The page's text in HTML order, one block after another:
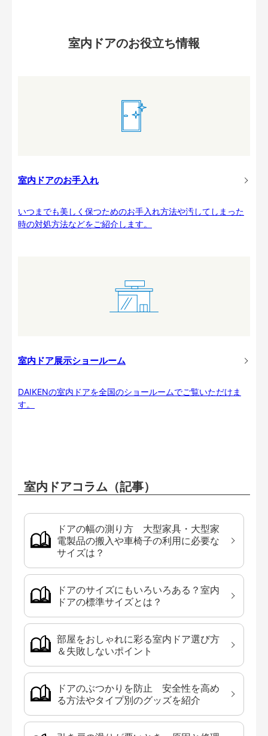
室内ドアのお役立ち情報
室内ドアのお手入れ
いつまでも美しく保つためのお手入れ方法や汚してしまった
時の対処方法などをご紹介します。
室内ドア展示ショールーム
DAIKENの室内ドアを全国のショールームでご覧いただけま
す。
室内ドアコラム（記事）
ドアの幅の測り方 大型家具・大型家
電製品の搬入や車椅子の利用に必要な
サイズは？
ドアのサイズにもいろいろある？室内
ドアの標準サイズとは？
部屋をおしゃれに彩る室内ドア選び方
＆失敗しないポイント
ドアのぶつかりを防止 安全性を高め
る方法やタイプ別のグッズを紹介